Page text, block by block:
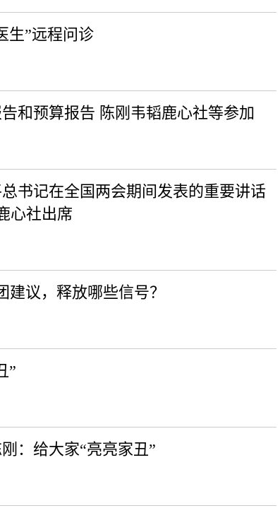
生”远程问诊
和预算报告 陈刚韦韬鹿心社等参加
书记在全国两会期间发表的重要讲话
心社出席
议，释放哪些信号？
”
：给大家“亮亮家丑”